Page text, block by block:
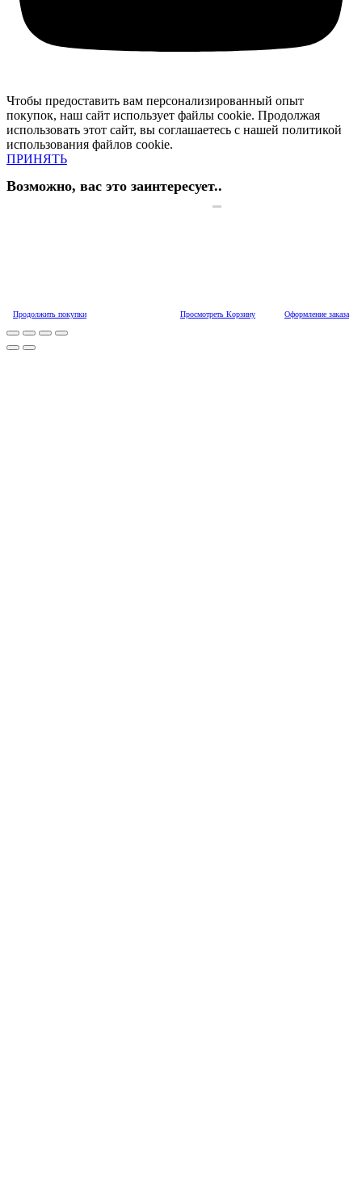
Чтобы предоставить вам персонализированный опыт
покупок, наш сайт использует файлы cookie. Продолжая
использовать этот сайт, вы соглашаетесь с нашей политикой
использования файлов cookie.
ПРИНЯТЬ
Возможно, вас это заинтересует..
Продолжить покупки Просмотреть Корзину Оформление заказа